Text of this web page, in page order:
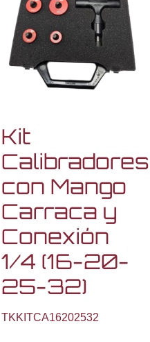
Kit
Calibradores
con Mango
Carraca y
Conexión
1/4 (16-20-
25-32)
TKKITCA16202532